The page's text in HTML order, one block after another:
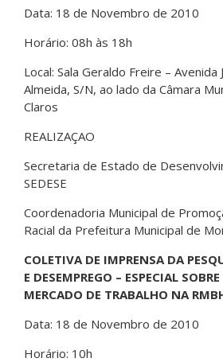
Data: 18 de Novembro de 2010
Horário: 08h às 18h
Local: Sala Geraldo Freire – Avenida
Almeida, S/N, ao lado da Câmara
Claros
REALIZAÇAO
Secretaria de Estado de
SEDESE
Coordenadoria Municipal de
Racial da Prefeitura Municipal de
COLETIVA DE IMPRENSA DA
E DESEMPREGO – ESPECIAL
MERCADO DE TRABALHO NA
Data: 18 de Novembro de 2010
Horário: 10h